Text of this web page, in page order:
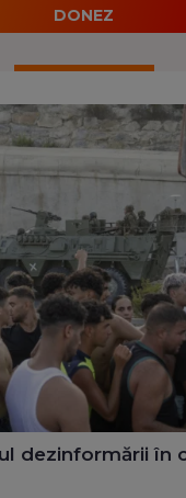
DONEZ
dezinformării în